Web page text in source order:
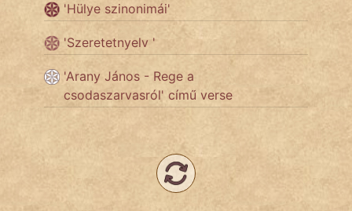
fantom
Hunor
Jób Gedeon
'Hülye szinonimái'
'Szeretetnyelv '
'Arany János - Rege a
csodaszarvasról' című verse